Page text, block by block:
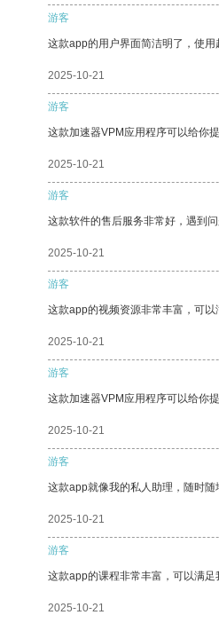
游客
这款app的用户界面简洁明了，使
2025-10-21
游客
这款加速器VPM应用程序可以给你
2025-10-21
游客
这款软件的售后服务非常好，遇到问
2025-10-21
游客
这款app的视频资源非常丰富，可以
2025-10-21
游客
这款加速器VPM应用程序可以给你
2025-10-21
游客
这款app就像我的私人助理，随时随
2025-10-21
游客
这款app的课程非常丰富，可以满足
2025-10-21